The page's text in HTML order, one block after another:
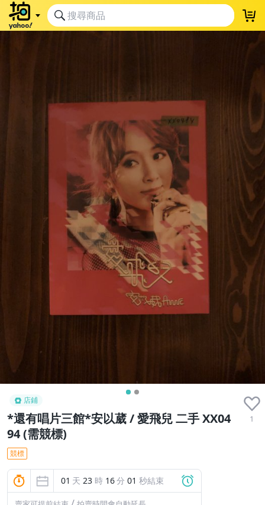
店鋪
*還有唱片三館*安以葳 / 愛飛兒 二手 XX04
94 (需競標)
1
競標
01 天 23 時 16分 00 秒結束